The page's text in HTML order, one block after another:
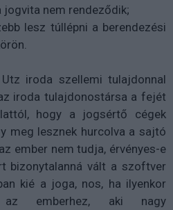
nem rendeződik;
lesz túllépni a berendezési
iroda szellemi tulajdonnal
iroda tulajdonostársa a fejét
hogy a jogsértő cégek
meg lesznek hurcolva a sajtó
ember nem tudja, érvényes-e
bizonytalanná vált a szoftver
kié a joga, nos, ha ilyenkor
az emberhez, aki nagy